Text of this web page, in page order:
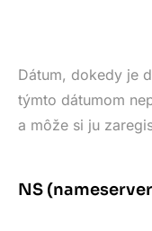
Dátum, dokedy je
týmto dátumom
a môže si ju
NS